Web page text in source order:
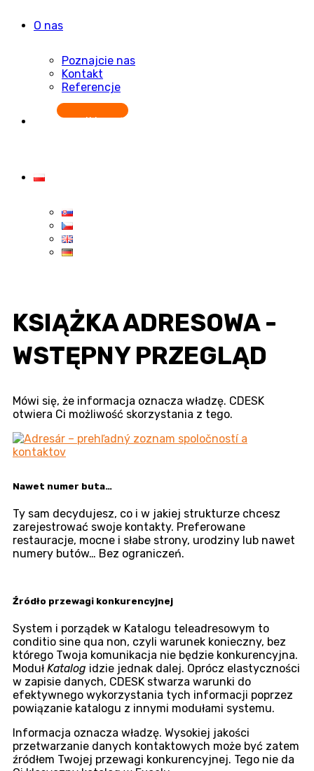
O nas
Poznajcie nas
Kontakt
Referencje
Rozpocznij bezpłatnie
KSIĄŻKA ADRESOWA -
WSTĘPNY PRZEGLĄD
Mówi się, że informacja oznacza władzę. CDESK
otwiera Ci możliwość skorzystania z tego.
Nawet numer buta…
Ty sam decydujesz, co i w jakiej strukturze chcesz
zarejestrować swoje kontakty. Preferowane
restauracje, mocne i słabe strony, urodziny lub nawet
numery butów… Bez ograniczeń.
Źródło przewagi konkurencyjnej
System i porządek w Katalogu teleadresowym to
conditio sine qua non, czyli warunek konieczny, bez
którego Twoja komunikacja nie będzie konkurencyjna.
Moduł Katalog idzie jednak dalej. Oprócz elastyczności
w zapisie danych, CDESK stwarza warunki do
efektywnego wykorzystania tych informacji poprzez
powiązanie katalogu z innymi modułami systemu.
Informacja oznacza władzę. Wysokiej jakości
przetwarzanie danych kontaktowych może być zatem
źródłem Twojej przewagi konkurencyjnej. Tego nie da